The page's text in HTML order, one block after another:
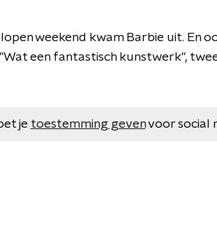
weekend kwam Barbie uit. En
een fantastisch kunstwerk",
je toestemming gevenvoor social